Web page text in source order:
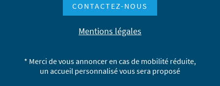
CONTACTEZ-NOUS
Mentions légales
* Merci de vous annoncer en cas de mobilité réduite,
un accueil personnalisé vous sera proposé